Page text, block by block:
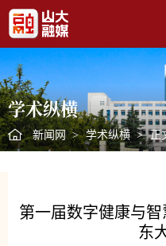
学术纵横
新闻网 > 学术纵横 > 正
第一届数字健康与
东